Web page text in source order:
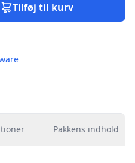
Tilføj til kurv
Pakkens indhold